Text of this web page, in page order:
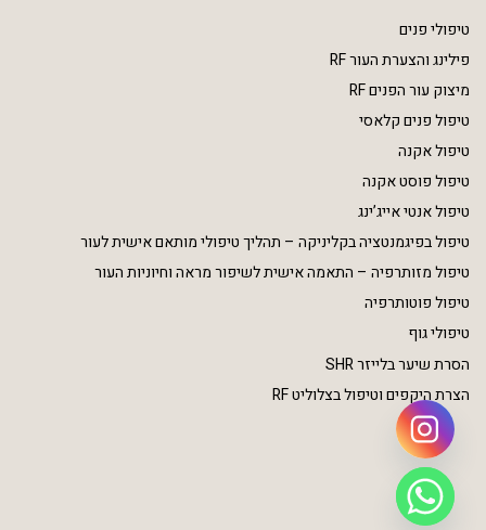
טיפולי פנים
פילינג והצערת העור RF
מיצוק עור הפנים RF
טיפול פנים קלאסי
טיפול אקנה
טיפול פוסט אקנה
טיפול אנטי אייג’ינג
טיפול בפיגמנטציה בקליניקה – תהליך טיפולי מותאם אישית לעור
טיפול מזותרפיה – התאמה אישית לשיפור מראה וחיוניות העור
טיפול פוטותרפיה
טיפולי גוף
הסרת שיער בלייזר SHR
הצרת היקפים וטיפול בצלוליט RF